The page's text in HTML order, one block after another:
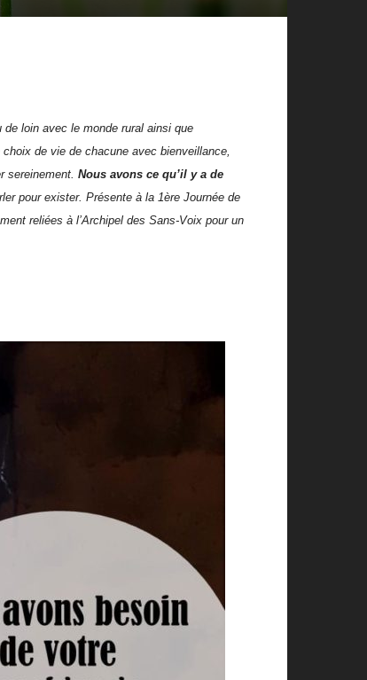
loin avec le monde rural ainsi que
de vie de chacune avec bienveillance,
sereinement. Nous avons ce qu’il y a de
pour exister. Présente à la 1ère Journée de
reliées à l’Archipel des Sans-Voix pour un